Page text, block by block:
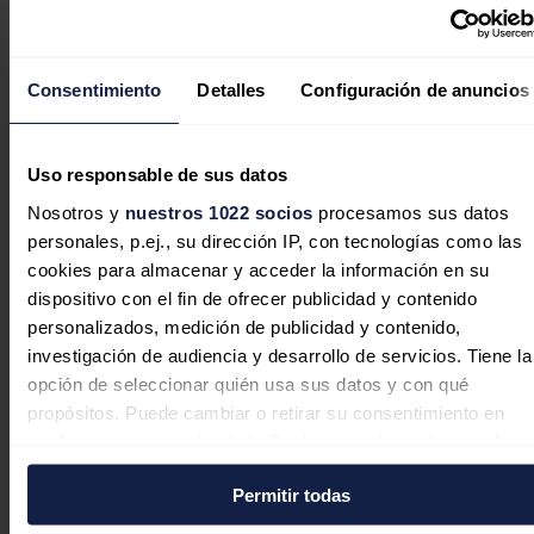
Consentimiento Detalles Configuración de anuncios
Uso responsable de sus datos
Nosotros y nuestros 1022 socios procesamos sus datos
personales, p.ej., su dirección IP, con tecnologías como las
cookies para almacenar y acceder la información en su
dispositivo con el fin de ofrecer publicidad y contenido
personalizados, medición de publicidad y contenido,
investigación de audiencia y desarrollo de servicios. Tiene la
opción de seleccionar quién usa sus datos y con qué
propósitos. Puede cambiar o retirar su consentimiento en
en el Menú de consentimiento.
Si lo permite, también quisiéramos:
Permitir todas
Sumar reclama al PSOE un decreto
ayudas a transportistas y tope a los
precios
El PSOE no ve bien trocear otra vez
el decreto del 'escudo social': "No
es una caja de bombones"
¿Qué otras medidas incluye el
nuevo decreto energético que